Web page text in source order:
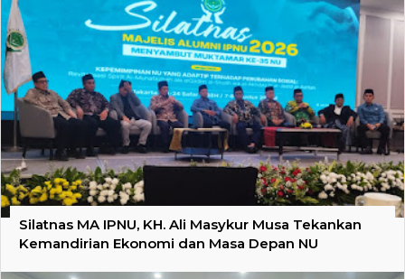
Silatnas MA IPNU, KH. Ali Masykur Musa Tekankan
Kemandirian Ekonomi dan Masa Depan NU